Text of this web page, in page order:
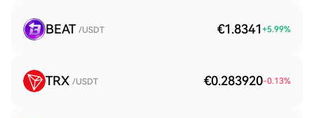
BEAT /USDT €1.8341 +5.99%
TRX /USDT €0.283920-0.13%